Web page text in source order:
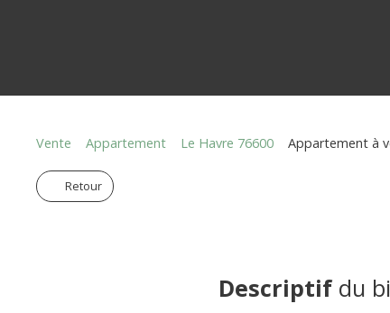
Vente Appartement Le Havre 76600 Appartement à
Retour
Descriptifdu